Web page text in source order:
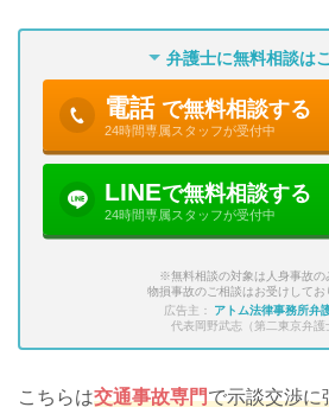
弁護士に無料相談は
電話 で無料相談する
24時間専属スタッフが受付中
LINEで無料相談する
24時間専属スタッフが受付中
※無料相談の対象は人身事故の
物損事故のご相談はお受けしてお
広告主：
アトム法律事務所弁
代表岡野武志（第二東京弁護
こちらは交通事故専門で示談交渉に